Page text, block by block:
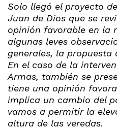
Solo llegó el proyecto
Juan de Dios que se
opinión favorable en la
algunas leves
generales, la propuesta
En el caso de la
Armas, también se
tiene una opinión
implica un cambio del
vamos a permitir la
altura de las veredas.